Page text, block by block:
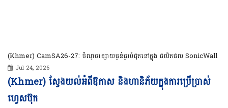
(Khmer) CamSA26-27: ចំណុចខ្សោយធ្ងន់ធ្ងរបំផុតនៅក្នុង ផលិតផល SonicWall
Jul 24, 2026
(Khmer) ស្វែងយល់អំពីឱកាស និងហានិភ័យក្នុងការប្រើប្រាស់
ហ្វេសប៊ុក